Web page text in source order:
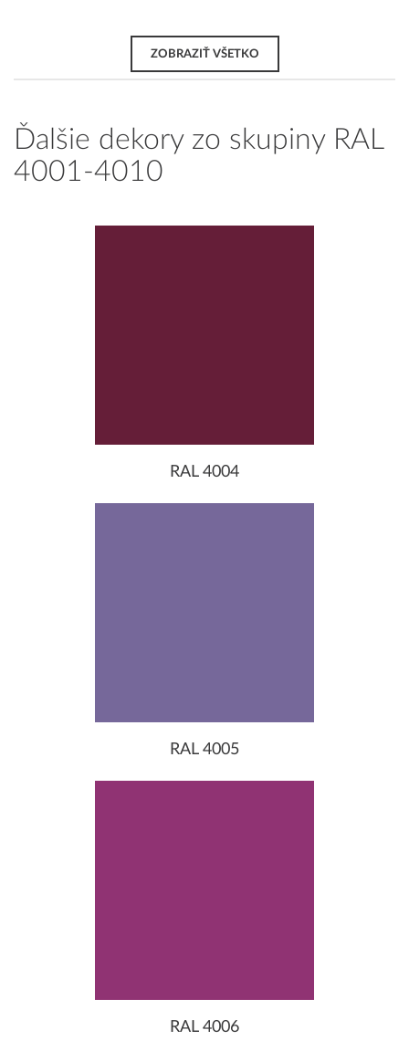
ZOBRAZIŤ VŠETKO
Ďalšie dekory zo skupiny RAL
4001-4010
RAL 4004
RAL 4005
RAL 4006